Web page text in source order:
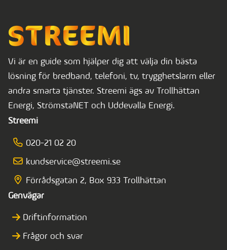
Vi är en guide som hjälper dig att välja din bästa
lösning för bredband, telefoni, tv, trygghetslarm eller
andra smarta tjänster. Streemi ägs av Trollhättan
Energi, StrömstaNET och Uddevalla Energi.
Streemi
020-21 02 20
kundservice@streemi.se
Förrådsgatan 2, Box 933 Trollhättan
Genvägar
Driftinformation
Frågor och svar